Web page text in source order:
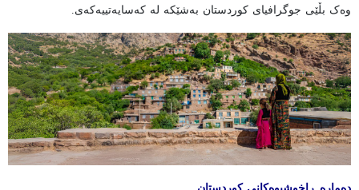
وەک بڵێی جوگرافیای کوردستان بەشێکە لە کەسایەتییەکەی.